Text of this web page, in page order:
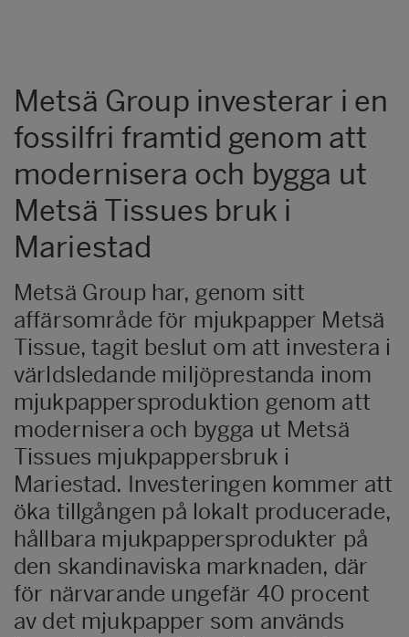
Metsä Group investerar i en
fossilfri framtid genom att
modernisera och bygga ut
Metsä Tissues bruk i
Mariestad
Metsä Group har, genom sitt
affärsområde för mjukpapper Metsä
Tissue, tagit beslut om att investera i
världsledande miljöprestanda inom
mjukpappersproduktion genom att
modernisera och bygga ut Metsä
Tissues mjukpappersbruk i
Mariestad. Investeringen kommer att
öka tillgången på lokalt producerade,
hållbara mjukpappersprodukter på
den skandinaviska marknaden, där
för närvarande ungefär 40 procent
av det mjukpapper som används